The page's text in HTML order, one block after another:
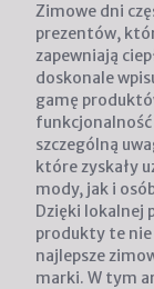
Zimowe dni
prezentów,
zapewniają
doskonale
gamę
szczególną
które zyskały
mody, jak i
Dzięki lokalnej
produkty te nie
najlepsze
marki. W tym